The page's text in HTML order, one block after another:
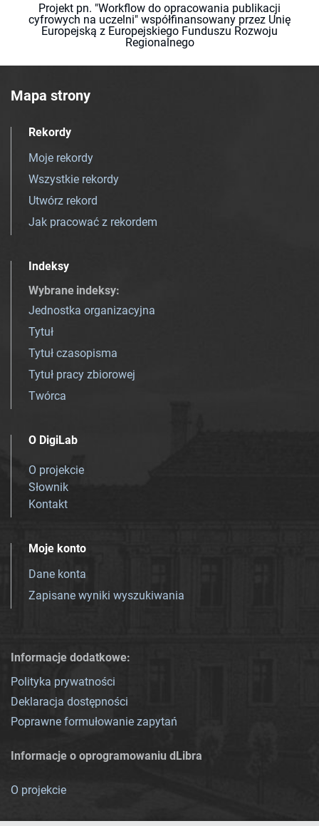
Projekt pn. "Workflow do opracowania publikacji
cyfrowych na uczelni" współfinansowany przez Unię
Europejską z Europejskiego Funduszu Rozwoju
Regionalnego
Mapa strony
Rekordy
Moje rekordy
Wszystkie rekordy
Utwórz rekord
Jak pracować z rekordem
Indeksy
Wybrane indeksy:
Jednostka organizacyjna
Tytuł
Tytuł czasopisma
Tytuł pracy zbiorowej
Twórca
O DigiLab
O projekcie
Słownik
Kontakt
Moje konto
Dane konta
Zapisane wyniki wyszukiwania
Informacje dodatkowe:
Polityka prywatności
Deklaracja dostępności
Poprawne formułowanie zapytań
Informacje o oprogramowaniu dLibra
O projekcie